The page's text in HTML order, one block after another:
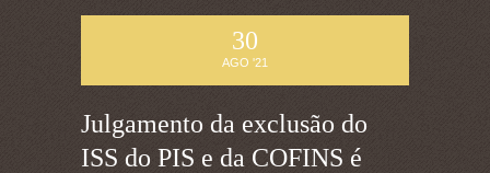
30
AGO '21
Julgamento da exclusão do
ISS do PIS e da COFINS é